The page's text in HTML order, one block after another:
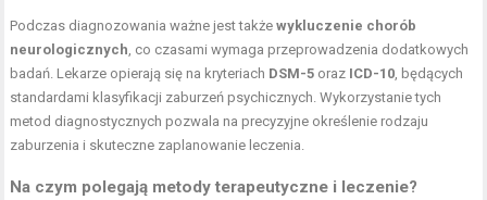
Podczas diagnozowania ważne jest takżewykluczenie chorób
neurologicznych, co czasami wymaga przeprowadzenia dodatkowych
badań. Lekarze opierają się na kryteriach DSM-5 oraz ICD-10, będących
standardami klasyfikacji zaburzeń psychicznych. Wykorzystanie tych
metod diagnostycznych pozwala na precyzyjne określenie rodzaju
zaburzenia i skuteczne zaplanowanie leczenia.
Na czym polegają metody terapeutyczne i leczenie?